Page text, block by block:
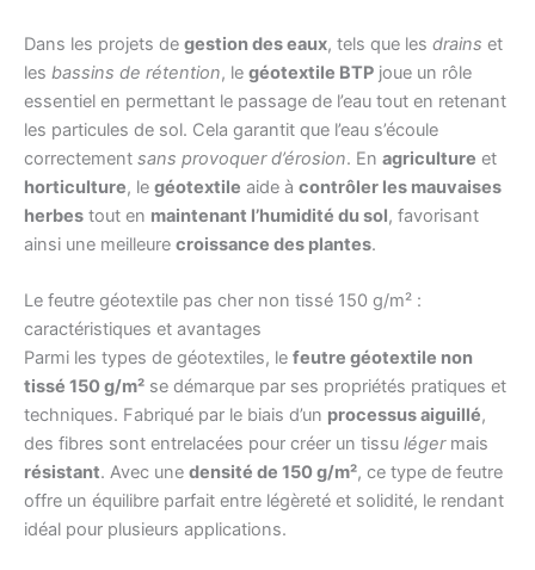
Dans les projets de gestion des eaux, tels que les drains et
les bassins de rétention, le géotextile BTP joue un rôle
essentiel en permettant le passage de l’eau tout en retenant
les particules de sol. Cela garantit que l’eau s’écoule
correctement sans provoquer d’érosion. En agriculture et
horticulture, le géotextile aide à contrôler les mauvaises
herbes tout en maintenant l’humidité du sol, favorisant
ainsi une meilleure croissance des plantes.
Le feutre géotextile pas cher non tissé 150 g/m² :
caractéristiques et avantages
Parmi les types de géotextiles, le feutre géotextile non
tissé 150 g/m² se démarque par ses propriétés pratiques et
techniques. Fabriqué par le biais d’un processus aiguillé,
des fibres sont entrelacées pour créer un tissu légermais
résistant. Avec une densité de 150 g/m², ce type de feutre
offre un équilibre parfait entre légèreté et solidité, le rendant
idéal pour plusieurs applications.